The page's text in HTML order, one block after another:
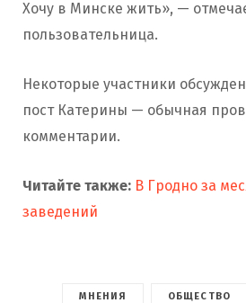
Хочу в Минске жить», —
пользовательница.
Некоторые участники
пост Катерины — обычная
комментарии.
Читайте также: В Гродно за
заведений
МНЕНИЯ ОБЩЕСТВО